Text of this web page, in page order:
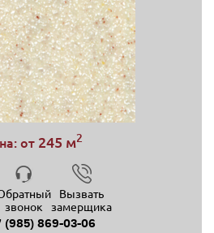
от 245 м2
звонок
Вызвать
замерщика
(985) 869-03-06